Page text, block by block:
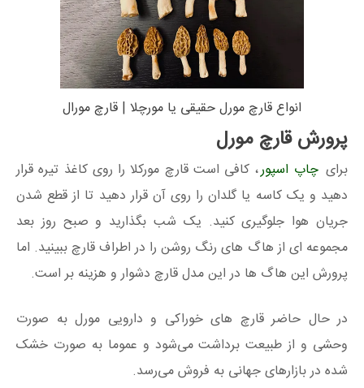
انواع قارچ مورل حقیقی یا مورچلا | قارچ مورال
پرورش قارچ مورل
برای چاپ اسپور، کافی است قارچ مورکلا را روی کاغذ تیره قرار
دهید و یک کاسه یا گلدان را روی آن قرار دهید تا از قطع شدن
جریان هوا جلوگیری کنید. یک شب بگذارید و صبح روز بعد
مجموعه ای از هاگ های رنگ روشن را در اطراف قارچ ببینید. اما
پرورش این هاگ ها در این مدل قارچ دشوار و هزینه بر است.
در حال حاضر قارچ های خوراکی و دارویی مورل به صورت
وحشی و از طبیعت برداشت می‌شود و عموما به صورت خشک
شده در بازارهای جهانی به فروش می‌رسد.